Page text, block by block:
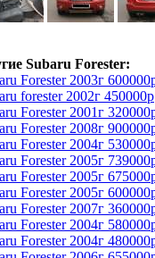
Subaru Forester:
Forester 2003г
forester 2002г 450000р
Forester 2001г
Forester 2008г
Forester 2004г
Forester 2005г
Forester 2005г
Forester 2005г
Forester 2007г
Forester 2004г
Forester 2004г